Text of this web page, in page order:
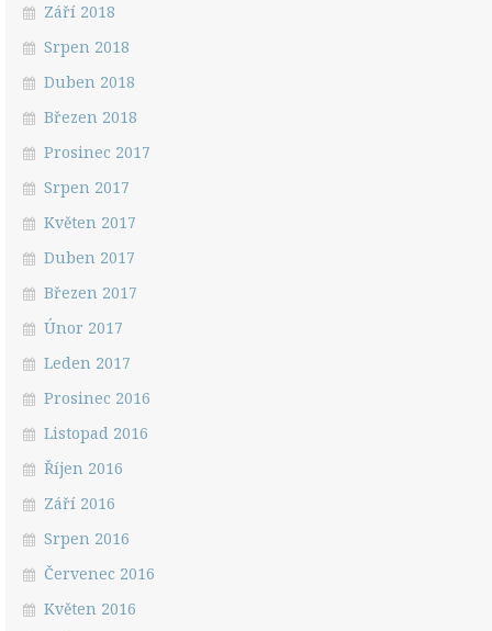
Září 2018
Srpen 2018
Duben 2018
Březen 2018
Prosinec 2017
Srpen 2017
Květen 2017
Duben 2017
Březen 2017
Únor 2017
Leden 2017
Prosinec 2016
Listopad 2016
Říjen 2016
Září 2016
Srpen 2016
Červenec 2016
Květen 2016